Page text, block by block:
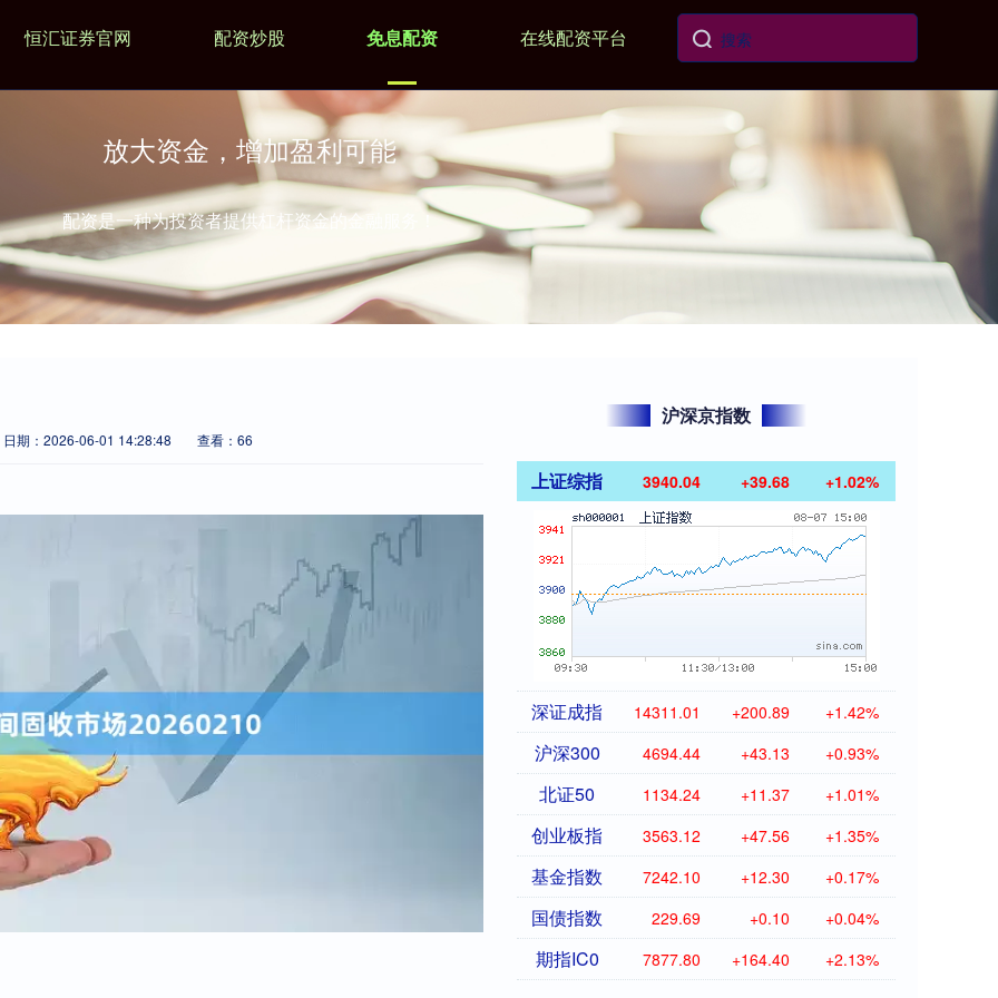
恒汇证券官网 配资炒股 免息配资 在线配资平台
放大资金，增加盈利可能
配资是一种为投资者提供杠杆资金的金融服务！
日期：2026-06-01 14:28:48 查看：66
沪深京指数
上证综指 3940.04 +39.68 +1.02%
深证成指 14311.01 +200.89 +1.42%
沪深300 4694.44 +43.13 +0.93%
北证50 1134.24 +11.37 +1.01%
创业板指 3563.12 +47.56 +1.35%
基金指数 7242.10 +12.30 +0.17%
国债指数 229.69 +0.10 +0.04%
期指IC0 7877.80 +164.40 +2.13%